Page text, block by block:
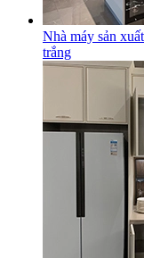
Nhà máy sản
trắng